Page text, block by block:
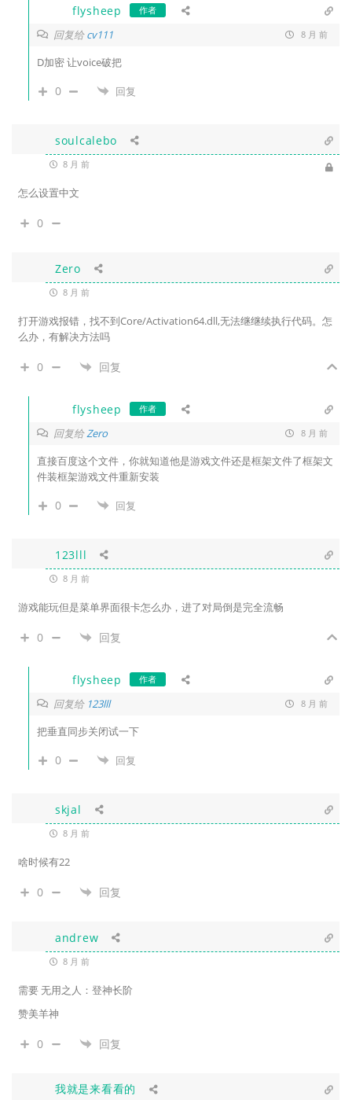
flysheep 作者
回复给cv111 8 月 前
D加密 让voice破把
0 回复
soulcalebo
8 月 前
怎么设置中文
0
Zero
8 月 前
打开游戏报错，找不到Core/Activation64.dll,无法继继续执行代码。怎
么办，有解决方法吗
0 回复
flysheep 作者
回复给Zero 8 月 前
直接百度这个文件，你就知道他是游戏文件还是框架文件了框架文
件装框架游戏文件重新安装
0 回复
123lll
8 月 前
游戏能玩但是菜单界面很卡怎么办，进了对局倒是完全流畅
0 回复
flysheep 作者
回复给 123lll 8 月 前
把垂直同步关闭试一下
0 回复
skjal
8 月 前
啥时候有22
0 回复
andrew
8 月 前
需要 无用之人：登神长阶
赞美羊神
0 回复
我就是来看看的